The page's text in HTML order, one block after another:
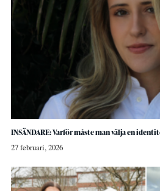
INSÄNDARE: Varför måste man välja en
27 februari, 2026